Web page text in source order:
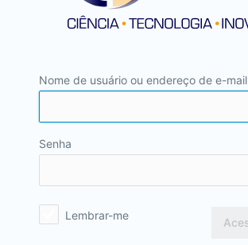
Nome de usuário ou endereço de e-mail
Senha
Lembrar-me